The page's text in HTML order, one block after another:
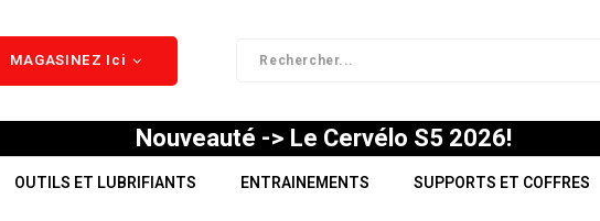
MAGASINEZ Ici
Nouveauté -> Le Cervélo S5 2026!
OUTILS ET LUBRIFIANTS ENTRAINEMENTS SUPPORTS ET COFFRES